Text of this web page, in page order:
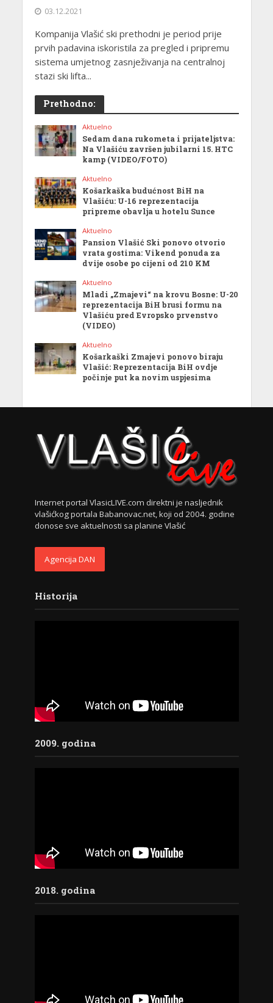
03.12.2021
Kompanija Vlašić ski prethodni je period prije
prvih padavina iskoristila za pregled i pripremu
sistema umjetnog zasnježivanja na centralnoj
stazi ski lifta...
Prethodno:
Aktuelno
Sedam dana rukometa i prijateljstva:
Na Vlašiću završen jubilarni 15. HTC
kamp (VIDEO/FOTO)
Aktuelno
Košarkaška budućnost BiH na
Vlašiću: U-16 reprezentacija
pripreme obavlja u hotelu Sunce
Aktuelno
Pansion Vlašić Ski ponovo otvorio
vrata gostima: Vikend ponuda za
dvije osobe po cijeni od 210 KM
Aktuelno
Mladi „Zmajevi“ na krovu Bosne: U-20
reprezentacija BiH brusi formu na
Vlašiću pred Evropsko prvenstvo
(VIDEO)
Aktuelno
Košarkaški Zmajevi ponovo biraju
Vlašić: Reprezentacija BiH ovdje
počinje put ka novim uspjesima
Internet portal VlasicLIVE.com direktni je nasljednik
vlašićkog portala Babanovac.net, koji od 2004. godine
donose sve aktuelnosti sa planine Vlašić
Agencija DAN
Historija
2009. godina
2018. godina